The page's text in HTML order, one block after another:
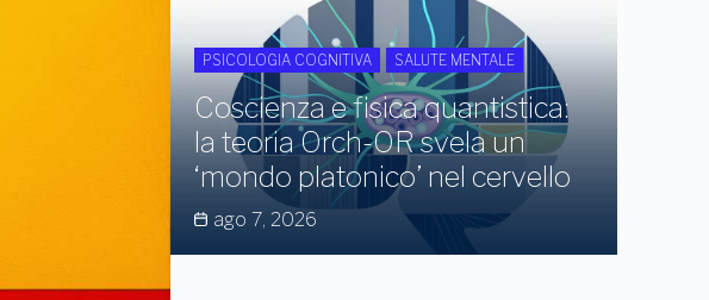
PSICOLOGIA COGNITIVA SALUTE MENTALE
Coscienza e fisica quantistica:
la teoria Orch-OR svela un
‘mondo platonico’ nel cervello
ago 7, 2026